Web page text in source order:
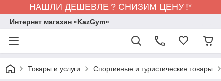
НАШЛИ ДЕШЕВЛЕ ? СНИЗИМ ЦЕНУ !*
Интернет магазин «KazGym»
Товары и услуги Спортивные и туристические товары